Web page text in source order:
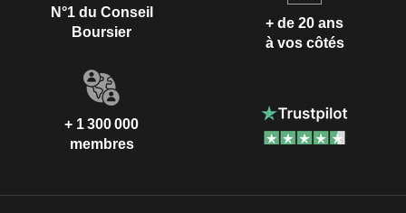
N°1 du Conseil
Boursier
+ de 20 ans
à vos côtés
+ 1 300 000
membres